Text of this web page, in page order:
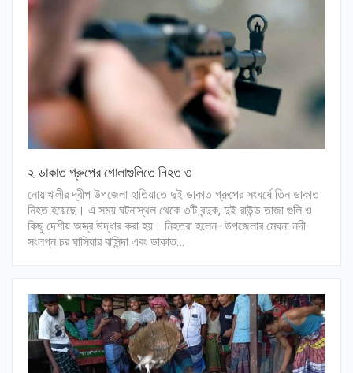
২ ডাকাত গ্রুপের গোলাগুলিতে নিহত ৩
নোয়াখালীর দ্বীপ উপজেলা হাতিয়াতে দুই ডাকাত গ্রুপের সংঘর্ষে তিন ডাকাত
নিহত হয়েছে। এ সময় ঘটনাস্থল থেকে ৩টি বন্দুক, দুই রাউন্ড তাজা গুলি ও
কিছু দেশীয় অস্ত্র উদ্ধার করা হয়। নিহতরা হলেন- উপজেলার মেঘনা নদী
সংলগ্ন চর ঘাসিয়ার বাসিন্দা এবং ডাকাত…